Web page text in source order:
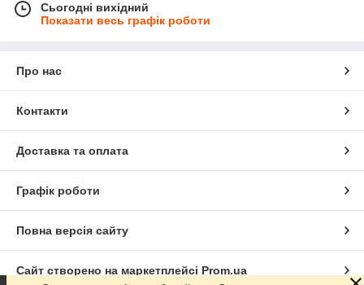
Сьогодні вихідний
Показати весь графік роботи
Про нас
Контакти
Доставка та оплата
Графік роботи
Повна версія сайту
Сайт створено на маркетплейсі Prom.ua